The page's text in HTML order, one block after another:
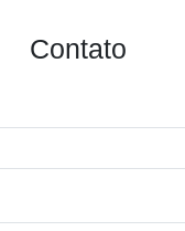
Contato